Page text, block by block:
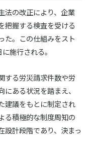
法の改正により、企業
把握する検査を受ける
た。この仕組みをスト
施行される。
する労災請求件数や労
ある状況を踏まえ、
建議をもとに制定され
る積極的な制度周知の
設計段階であり、決まっ